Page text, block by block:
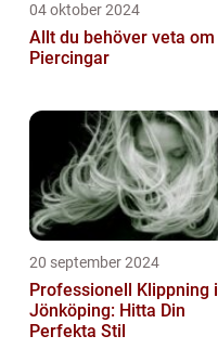
04 oktober 2024
Allt du behöver veta om
Piercingar
20 september 2024
Professionell Klippning i
Jönköping: Hitta Din
Perfekta Stil